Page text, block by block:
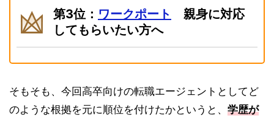
第3位： ワークポート
親身に対応
してもらいたい方へ
そもそも、今回高卒向けの転職エージェントとしてど
のような根拠を元に順位を付けたかというと、 学歴が